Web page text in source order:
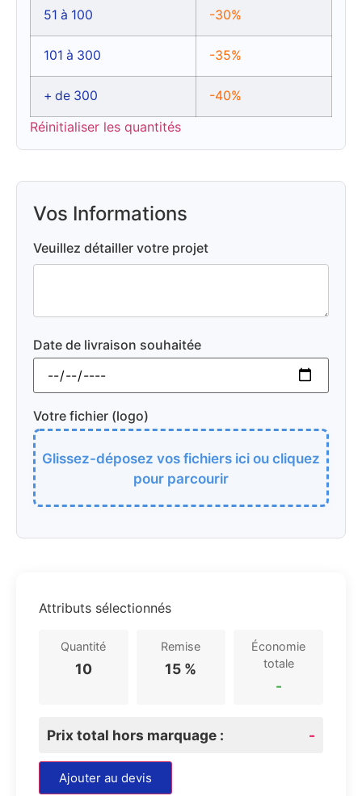
51 à 100 -30%
101 à 300 -35%
+ de 300 -40%
Réinitialiser les quantités
Vos Informations
Veuillez détailler votre projet
Date de livraison souhaitée
Votre fichier (logo)
Glissez-déposez vos fichiers ici ou cliquez
pour parcourir
Attributs sélectionnés
Quantité
10
Remise
15 %
Économie
totale
-
Prix total hors marquage : -
Ajouter au devis